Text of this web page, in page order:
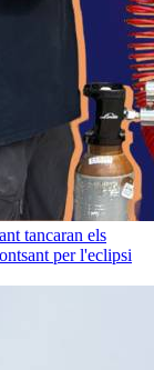
tancaran els
per l'eclipsi